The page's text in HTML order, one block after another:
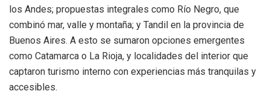
los Andes; propuestas integrales como Río Negro, que
combinó mar, valle y montaña; y Tandil en la provincia de
Buenos Aires. A esto se sumaron opciones emergentes
como Catamarca o La Rioja, y localidades del interior que
captaron turismo interno con experiencias más tranquilas y
accesibles.